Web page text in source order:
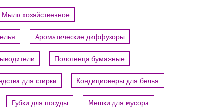
Мыло хозяйственное
Ароматические диффузоры
Полотенца бумажные
для стирки Кондиционеры для белья
Губки для посуды Мешки для мусора